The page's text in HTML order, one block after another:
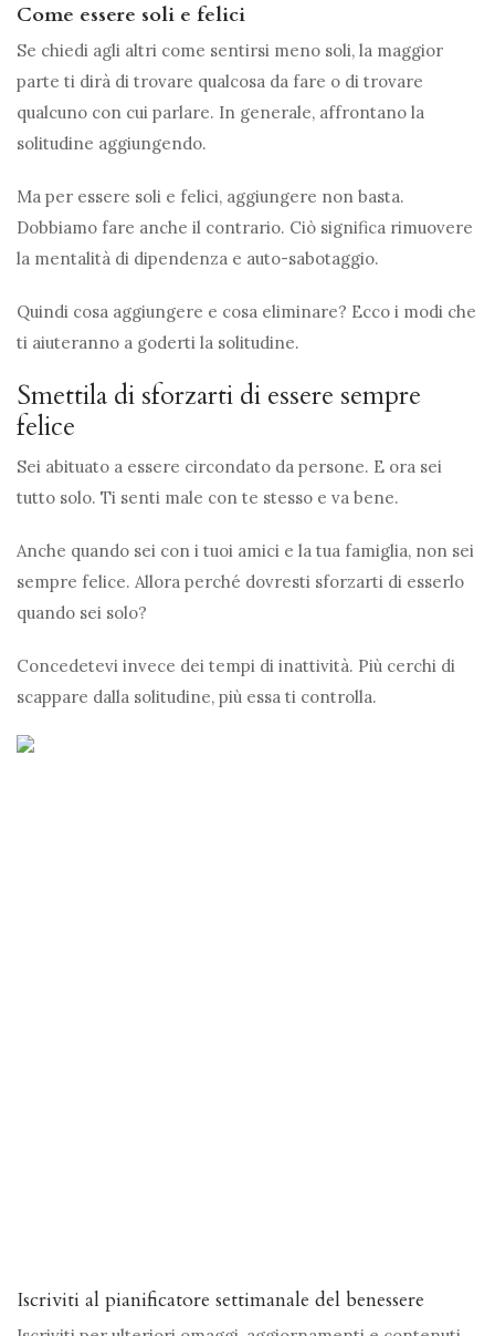
Come essere soli e felici
Se chiedi agli altri come sentirsi meno soli, la maggior
parte ti dirà di trovare qualcosa da fare o di trovare
qualcuno con cui parlare. In generale, affrontano la
solitudine aggiungendo.
Ma per essere soli e felici, aggiungere non basta.
Dobbiamo fare anche il contrario. Ciò significa rimuovere
la mentalità di dipendenza e auto-sabotaggio.
Quindi cosa aggiungere e cosa eliminare? Ecco i modi che
ti aiuteranno a goderti la solitudine.
Smettila di sforzarti di essere sempre
felice
Sei abituato a essere circondato da persone. E ora sei
tutto solo. Ti senti male con te stesso e va bene.
Anche quando sei con i tuoi amici e la tua famiglia, non sei
sempre felice. Allora perché dovresti sforzarti di esserlo
quando sei solo?
Concedetevi invece dei tempi di inattività. Più cerchi di
scappare dalla solitudine, più essa ti controlla.
Iscriviti al pianificatore settimanale del benessere